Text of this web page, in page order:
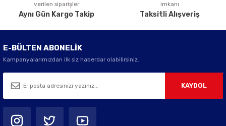
verilen siparişler
Aynı Gün Kargo Takip
imkanı
Taksitli Alışveriş
E-BÜLTEN ABONELİK
Kampanyalarımızdan ilk siz haberdar olabilirsiniz.
KAYDOL